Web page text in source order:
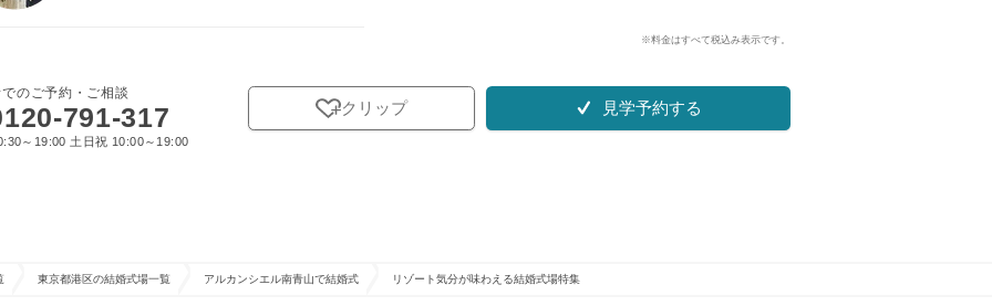
※料金はすべて税込み表示です。
のご予約・ご相談
791-317
～19:00 土日祝 10:00～19:00
クリップ 見学予約する
東京都港区の結婚式場一覧 アルカンシエル南青山で結婚式 リゾート気分が味わえる結婚式場特集